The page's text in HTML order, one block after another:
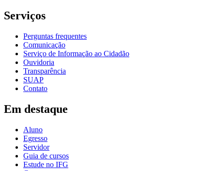
Serviços
Perguntas frequentes
Comunicação
Serviço de Informação ao Cidadão
Ouvidoria
Transparência
SUAP
Contato
Em destaque
Aluno
Egresso
Servidor
Guia de cursos
Estude no IFG